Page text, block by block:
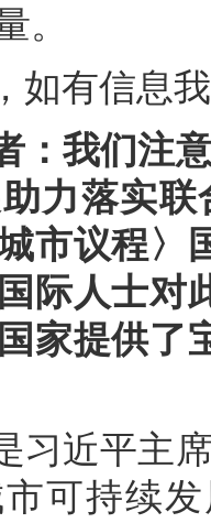
。
如有信息
：我们注
力落实
市议程〉
际人士对
家提供了
习近平主
可持续